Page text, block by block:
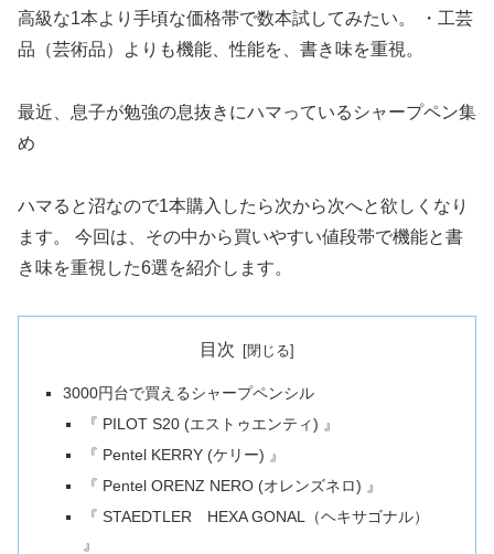
高級な1本より手頃な価格帯で数本試してみたい。 ・工芸
品（芸術品）よりも機能、性能を、書き味を重視。
最近、息子が勉強の息抜きにハマっているシャープペン集
め
ハマると沼なので1本購入したら次から次へと欲しくなり
ます。 今回は、その中から買いやすい値段帯で機能と書
き味を重視した6選を紹介します。
目次
3000円台で買えるシャープペンシル
『 PILOT S20 (エストゥエンティ) 』
『 Pentel KERRY (ケリー) 』
『 Pentel ORENZ NERO (オレンズネロ) 』
『 STAEDTLER HEXA GONAL（ヘキサゴナル）
』